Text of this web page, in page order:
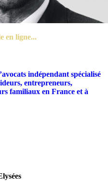
en ligne...
indépendant spécialisé
entrepreneurs,
familiaux en France et à